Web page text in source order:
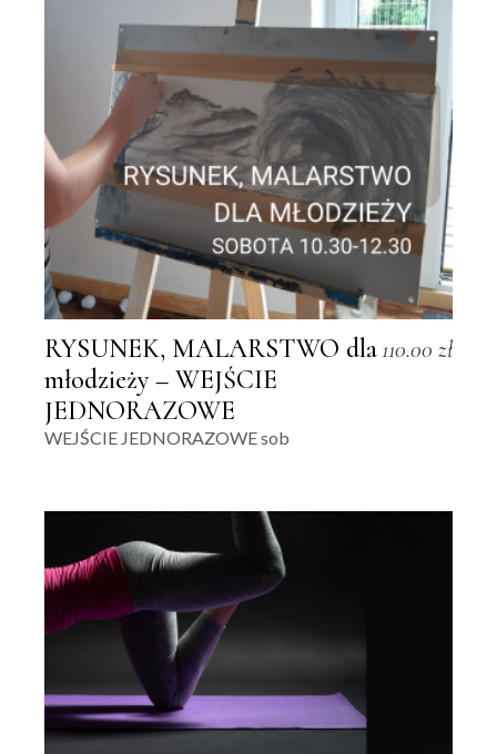
RYSUNEK, MALARSTWO dla
młodzieży – WEJŚCIE
JEDNORAZOWE
110.00 zł
WEJŚCIE JEDNORAZOWE sob